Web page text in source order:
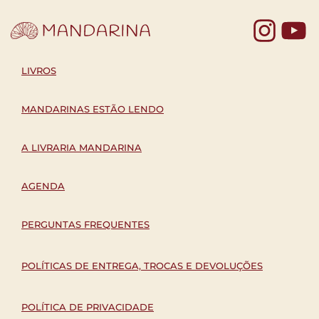
LIVROS
MANDARINAS ESTÃO LENDO
A LIVRARIA MANDARINA
AGENDA
PERGUNTAS FREQUENTES
POLÍTICAS DE ENTREGA, TROCAS E DEVOLUÇÕES
POLÍTICA DE PRIVACIDADE